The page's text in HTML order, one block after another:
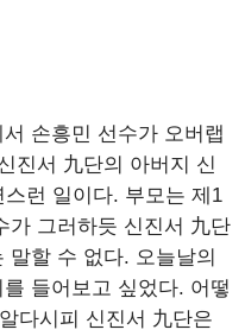
손흥민 선수가 오버랩
진서 九단의 아버지 신
런 일이다. 부모는 제1
가 그러하듯 신진서 九단
말할 수 없다. 오늘날의
들어보고 싶었다. 어떻
다시피 신진서 九단은